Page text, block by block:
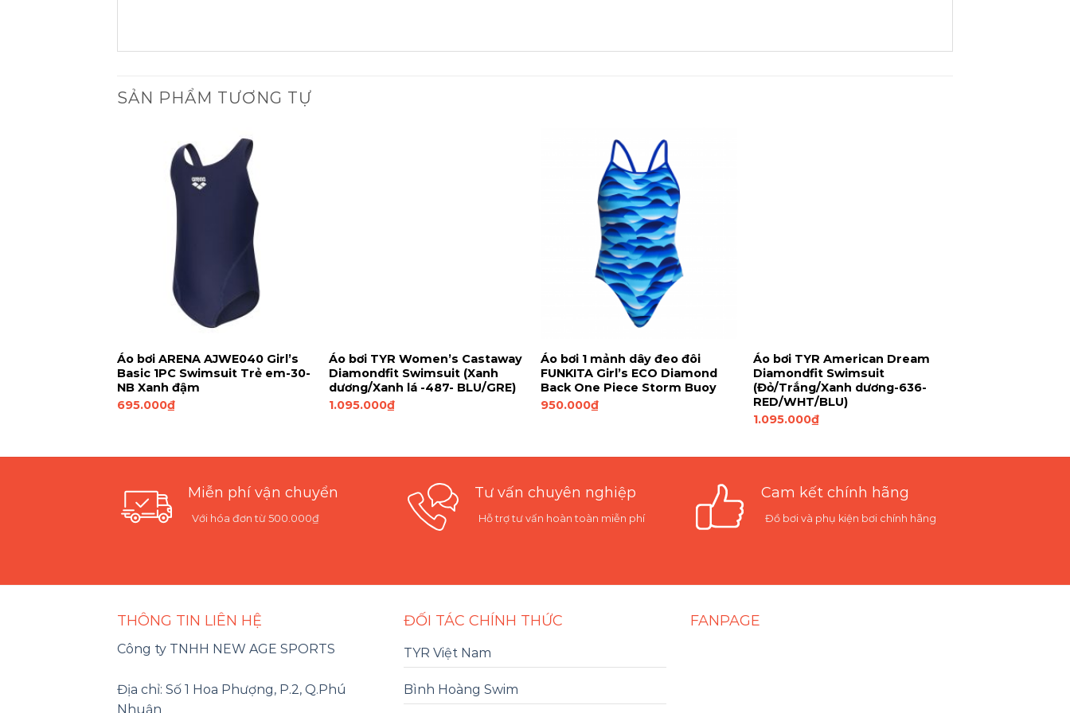
SẢN PHẨM TƯƠNG TỰ
Áo bơi ARENA AJWE040 Girl’s
Basic 1PC Swimsuit Trẻ em-30-
NB Xanh đậm
695.000₫
Áo bơi TYR Women’s Castaway
Diamondfit Swimsuit (Xanh
dương/Xanh lá -487- BLU/GRE)
1.095.000₫
Áo bơi 1 mảnh dây đeo đôi
FUNKITA Girl’s ECO Diamond
Back One Piece Storm Buoy
950.000₫
Áo bơi TYR American Dream
Diamondfit Swimsuit
(Đỏ/Trắng/Xanh dương-636-
RED/WHT/BLU)
1.095.000₫
Miễn phí vận chuyển
Với hóa đơn từ 500.000₫
Tư vấn chuyên nghiệp
Hỗ trợ tư vấn hoàn toàn miễn phí
Cam kết chính hãng
Đồ bơi và phụ kiện bơi chính hãng
THÔNG TIN LIÊN HỆ
Công ty TNHH NEW AGE SPORTS
Địa chỉ: Số 1 Hoa Phượng, P.2, Q.Phú
Nhuận
ĐỐI TÁC CHÍNH THỨC
TYR Việt Nam
Bình Hoàng Swim
FANPAGE